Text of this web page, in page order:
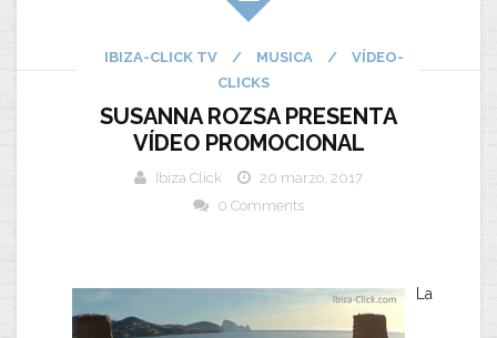
IBIZA-CLICK TV / MUSICA /
VÍDEO-
CLICKS
SUSANNA ROZSA PRESENTA
VÍDEO PROMOCIONAL
Ibiza Click
20 marzo, 2017
0 Comments
La